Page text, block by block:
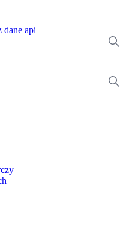
dane api